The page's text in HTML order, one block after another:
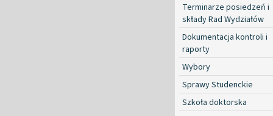
Terminarze posiedzeń i
składy Rad Wydziałów
Dokumentacja kontroli i
raporty
Wybory
Sprawy Studenckie
Szkoła doktorska